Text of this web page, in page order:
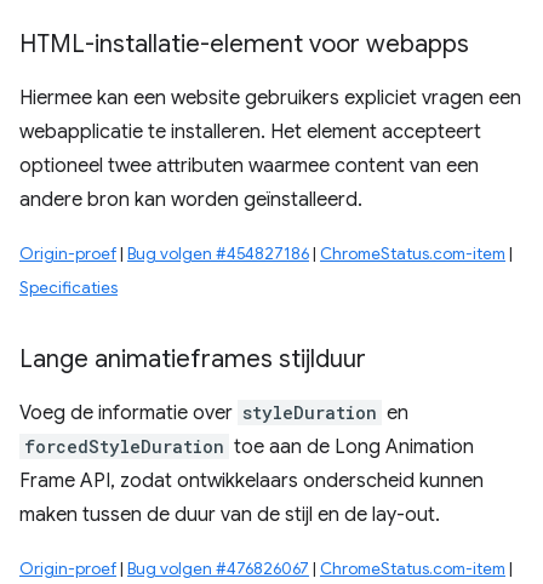
HTML-installatie-element voor webapps
Hiermee kan een website gebruikers expliciet vragen een
webapplicatie te installeren. Het element accepteert
optioneel twee attributen waarmee content van een
andere bron kan worden geïnstalleerd.
Origin-proef| Bug volgen #454827186| ChromeStatus.com-item |
Specificaties
Lange animatieframes stijlduur
Voeg de informatie over styleDuration en
forcedStyleDuration toe aan de Long Animation
Frame API, zodat ontwikkelaars onderscheid kunnen
maken tussen de duur van de stijl en de lay-out.
Origin-proef| Bug volgen #476826067 | ChromeStatus.com-item |